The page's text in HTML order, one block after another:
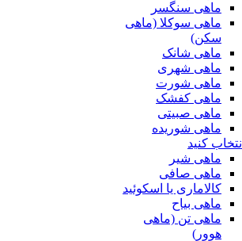
ماهی سنگسر
ماهی سوکلا (ماهی
سکن)
ماهی شانک
ماهی شهری
ماهی شورت
ماهی کفشک
ماهی صبیتی
ماهی شوریده
انتخاب کنید
ماهی شیر
ماهی صافی
کالاماری یا اسکوئید
ماهی بیاح
ماهی تن (ماهی
هوور)